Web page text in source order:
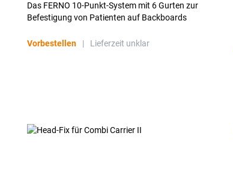
Das FERNO 10-Punkt-System mit 6 Gurten zur
Befestigung von Patienten auf Backboards
Vorbestellen
| Lieferzeit unklar